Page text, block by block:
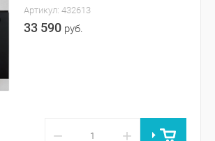
Артикул: 432613
33 590 руб.
− +